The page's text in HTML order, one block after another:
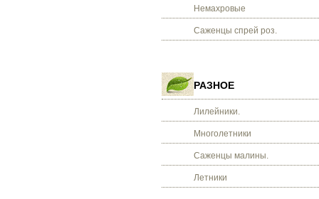
Немахровые
Саженцы спрей роз.
РАЗНОЕ
Лилейники.
Многолетники
Саженцы малины.
Летники